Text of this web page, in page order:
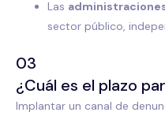
Las
sector público,
03
¿Cuál es el plazo
Implantar un canal de